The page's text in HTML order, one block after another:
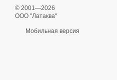
© 2001—2026
ООО "Латаква"
Мобильная версия